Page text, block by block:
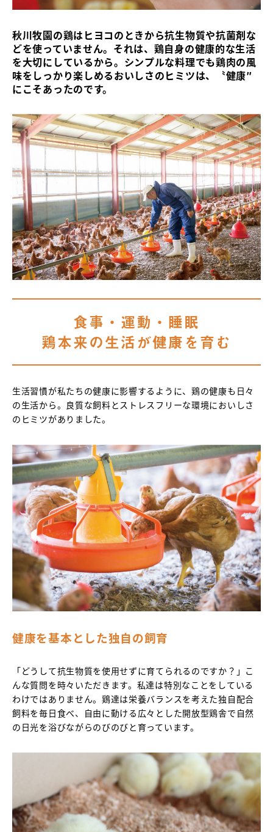
秋川牧園の鶏はヒヨコのときから抗生物質や抗菌剤な
どを使っていません。それは、鶏自身の健康的な生活
を大切にしているから。シンプルな料理でも鶏肉の風
味をしっかり楽しめるおいしさのヒミツは、〝健康″
にこそあったのです。
食事・運動・睡眠
鶏本来の生活が健康を育む
生活習慣が私たちの健康に影響するように、鶏の健康も日々
の生活から。良質な飼料とストレスフリーな環境においしさ
のヒミツがありました。
健康を基本とした独自の飼育
「どうして抗生物質を使用せずに育てられるのですか？」こ
んな質問を時々いただきます。私達は特別なことをしている
わけではありません。鶏達は栄養バランスを考えた独自配合
飼料を毎日食べ、自由に動ける広々とした開放型鶏舎で自然
の日光を浴びながらのびのびと育っています。